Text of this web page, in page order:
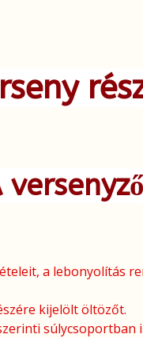
versenyző
a lebonyolítás
kijelölt öltözőt.
súlycsoportban